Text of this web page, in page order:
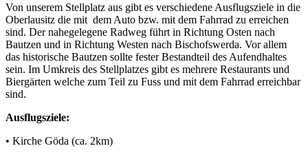
Von unserem Stellplatz aus gibt es verschiedene Ausflugsziele in die
Oberlausitz die mit dem Auto bzw. mit dem Fahrrad zu erreichen
sind. Der nahegelegene Radweg führt in Richtung Osten nach
Bautzen und in Richtung Westen nach Bischofswerda. Vor allem
das historische Bautzen sollte fester Bestandteil des Aufendhaltes
sein. Im Umkreis des Stellplatzes gibt es mehrere Restaurants und
Biergärten welche zum Teil zu Fuss und mit dem Fahrrad erreichbar
sind.
Ausflugsziele:
• Kirche Göda (ca. 2km)